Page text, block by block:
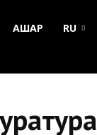
АШАР RU